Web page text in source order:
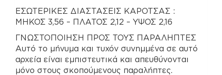
ΕΣΩΤΕΡΙΚΕΣ ΔΙΑΣΤΑΣΕΙΣ ΚΑΡΟΤΣΑΣ :
ΜΗΚΟΣ 3,56 – ΠΛΑΤΟΣ 2,12 – ΥΨΟΣ 2,16
ΓΝΩΣΤΟΠΟΙΗΣΗ ΠΡΟΣ ΤΟΥΣ ΠΑΡΑΛΗΠΤΕΣ
Αυτό το μήνυμα και τυχόν συνημμένα σε αυτό
αρχεία είναι εμπιστευτικά και απευθύνονται
μόνο στους σκοπούμενους παραλήπτες.